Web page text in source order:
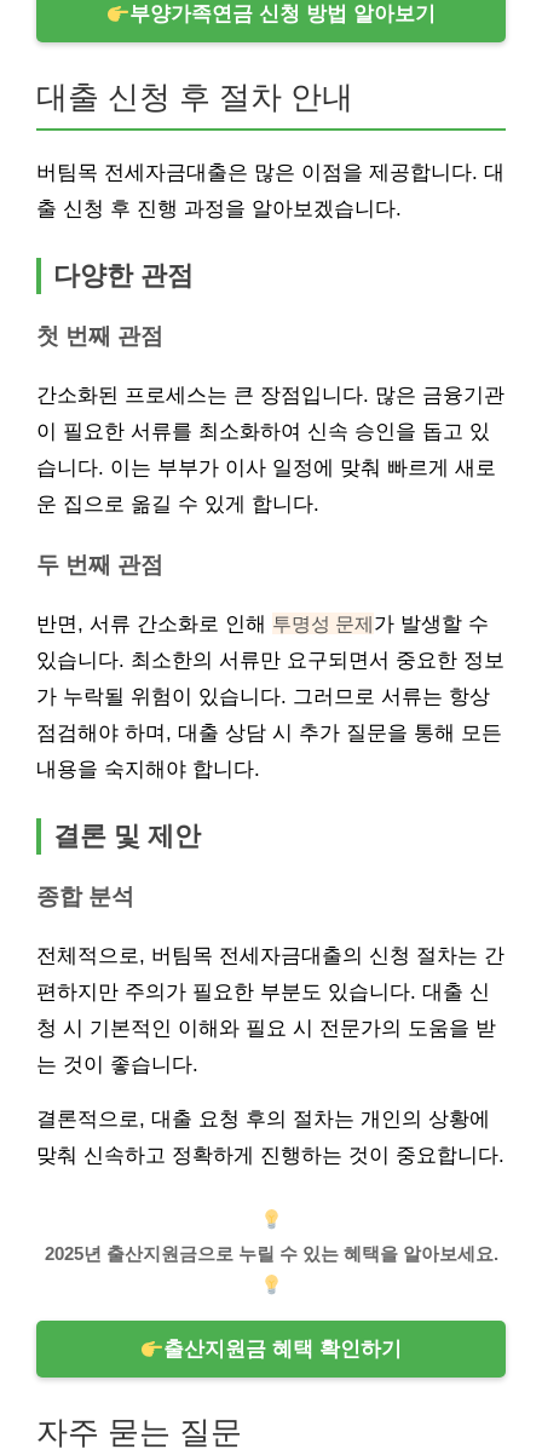
부양가족연금 신청 방법 알아보기
대출 신청 후 절차 안내
버팀목 전세자금대출은 많은 이점을 제공합니다. 대
출 신청 후 진행 과정을 알아보겠습니다.
다양한 관점
첫 번째 관점
간소화된 프로세스는 큰 장점입니다. 많은 금융기관
이 필요한 서류를 최소화하여 신속 승인을 돕고 있
습니다. 이는 부부가 이사 일정에 맞춰 빠르게 새로
운 집으로 옮길 수 있게 합니다.
두 번째 관점
반면, 서류 간소화로 인해 투명성 문제가 발생할 수
있습니다. 최소한의 서류만 요구되면서 중요한 정보
가 누락될 위험이 있습니다. 그러므로 서류는 항상
점검해야 하며, 대출 상담 시 추가 질문을 통해 모든
내용을 숙지해야 합니다.
결론 및 제안
종합 분석
전체적으로, 버팀목 전세자금대출의 신청 절차는 간
편하지만 주의가 필요한 부분도 있습니다. 대출 신
청 시 기본적인 이해와 필요 시 전문가의 도움을 받
는 것이 좋습니다.
결론적으로, 대출 요청 후의 절차는 개인의 상황에
맞춰 신속하고 정확하게 진행하는 것이 중요합니다.
2025년 출산지원금으로 누릴 수 있는 혜택을 알아보세요.
출산지원금 혜택 확인하기
자주 묻는 질문